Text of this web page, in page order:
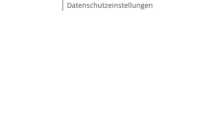
Datenschutzeinstellungen